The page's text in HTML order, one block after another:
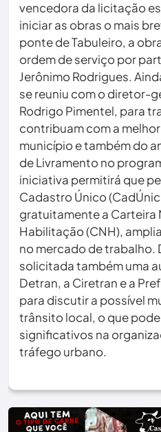
vencedora da licitação
iniciar as obras o mais
ponte de Tabuleiro, a
ordem de serviço por
Jerônimo Rodrigues.
se reuniu com o diretor-
Rodrigo Pimentel, para
contribuam com a
município e também do
de Livramento no
iniciativa permitirá que
Cadastro Único
gratuitamente a Carteira
Habilitação (CNH),
no mercado de trabalho.
solicitada também uma
Detran, a Ciretran e a
para discutir a possível
trânsito local, o que
significativos na
tráfego urbano.